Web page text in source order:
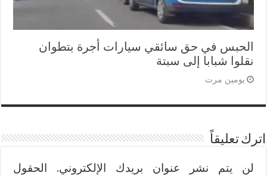
الحبس في حق سائقي سيارات أجرة بتطوان
نقلوا شبابا إلى سبتة
يومين مرت
اترك تعليقاً
لن يتم نشر عنوان بريدك الإلكتروني.
الحقول